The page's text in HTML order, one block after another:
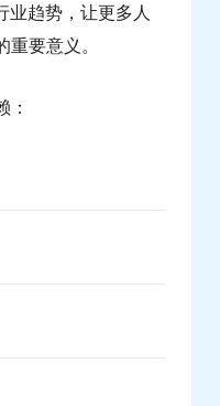
业趋势，让更多人
要意义。
：